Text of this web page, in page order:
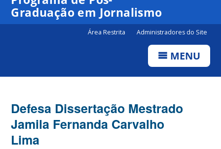
Graduação em Jornalismo
Área Restrita Administradores do Site
MENU
Defesa Dissertação Mestrado
Jamila Fernanda Carvalho
Lima